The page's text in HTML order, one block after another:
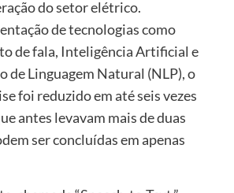
do setor elétrico.
de tecnologias como
de fala, Inteligência Artificial e
de Linguagem Natural (NLP), o
foi reduzido em até seis vezes
antes levavam mais de duas
ser concluídas em apenas